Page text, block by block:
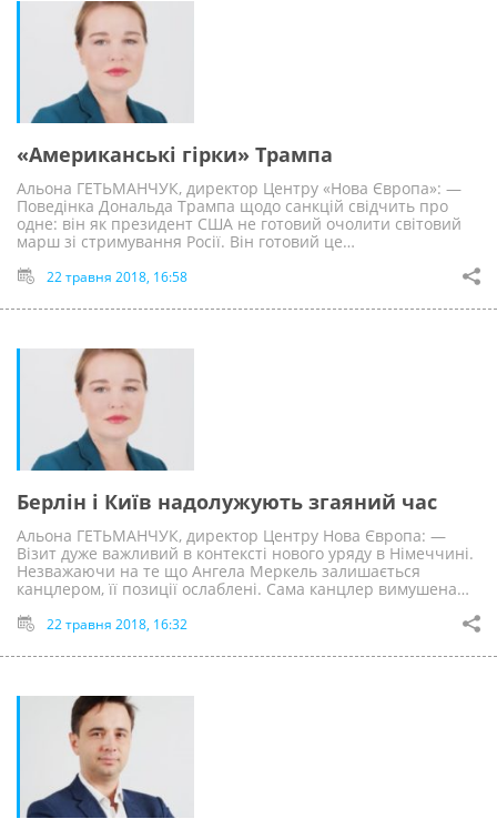
«Американські гірки» Трампа
Альона ГЕТЬМАНЧУК, директор Центру «Нова Європа»: —
Поведінка Дональда Трампа щодо санкцій свідчить про
одне: він як президент США не готовий очолити світовий
марш зі стримування Росії. Він готовий це…
22 травня 2018, 16:58
Берлін і Київ надолужують згаяний час
Альона ГЕТЬМАНЧУК, директор Центру Нова Європа: —
Візит дуже важливий в контексті нового уряду в Німеччині.
Незважаючи на те що Ангела Меркель залишається
канцлером, її позиції ослаблені. Сама канцлер вимушена…
22 травня 2018, 16:32